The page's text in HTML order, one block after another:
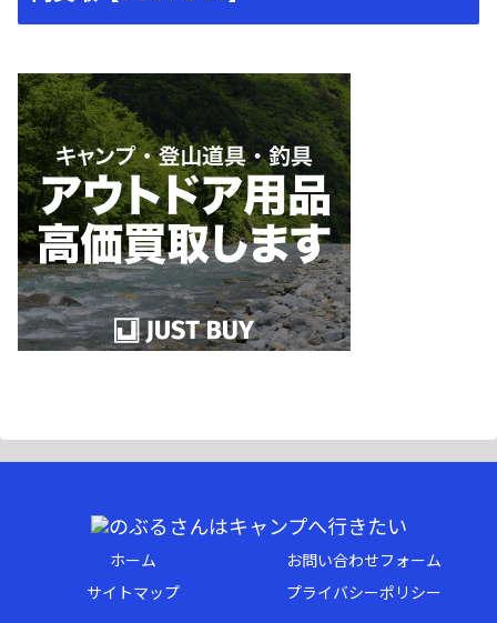
ホーム
お問い合わせフォーム
サイトマップ
プライバシーポリシー